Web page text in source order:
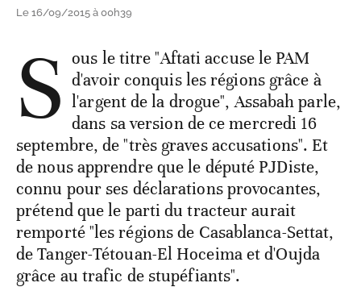
Le 16/09/2015 à 00h39
S ous le titre "Aftati accuse le PAM
d'avoir conquis les régions grâce à
l'argent de la drogue", Assabah parle,
dans sa version de ce mercredi 16
septembre, de "très graves accusations". Et
de nous apprendre que le député PJDiste,
connu pour ses déclarations provocantes,
prétend que le parti du tracteur aurait
remporté "les régions de Casablanca-Settat,
de Tanger-Tétouan-El Hoceima et d'Oujda
grâce au trafic de stupéfiants".